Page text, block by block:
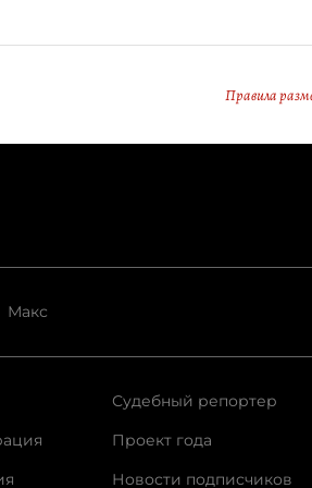
Правила
Макс
Судебный репортер
Проект года
Новости подписчиков